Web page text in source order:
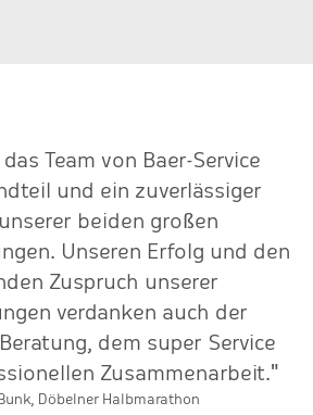
Team von Baer-Service
und ein zuverlässiger
beiden großen
Unseren Erfolg und den
Zuspruch unserer
verdanken auch der
dem super Service
Zusammenarbeit."
Döbelner Halbmarathon